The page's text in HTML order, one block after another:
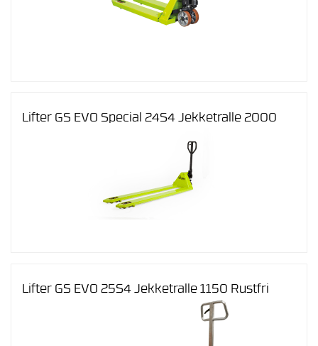
Lifter GS EVO Special 24S4 Jekketralle 2000
Lifter GS EVO 25S4 Jekketralle 1150 Rustfri